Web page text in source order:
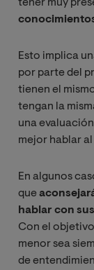
tener muy
Esto implica
por parte del
tienen el
tengan la
una
mejor hablar
En algunos
que
hablar con
Con el
menor sea
de